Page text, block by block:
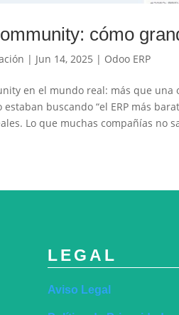
cómo
| Jun 14, 2025 | Odoo ERP
en el mundo real: más que
estaban buscando “el ERP más
Lo que muchas compañías no
LEGAL
Aviso Legal